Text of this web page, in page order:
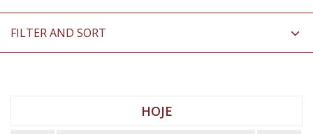
FILTER AND SORT
HOJE